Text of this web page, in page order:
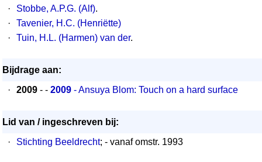
· Stobbe, A.P.G. (Alf).
·
Tavenier, H.C. (Henriëtte)
·
Tuin, H.L. (Harmen) van der.
Bijdrage aan:
·
2009 - - 2009 - Ansuya Blom: Touch on a hard surface
Lid van / ingeschreven bij:
·
Stichting Beeldrecht; - vanaf omstr. 1993